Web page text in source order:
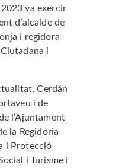
va exercir
d’alcalde de
i regidora
i
Cerdán
i de
l’Ajuntament
la Regidoria
i Protecció
i Turisme i